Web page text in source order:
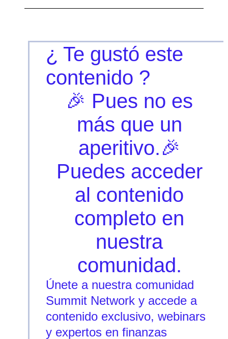
¿ Te gustó este
contenido ?
🎉 Pues no es
más que un
aperitivo.🎉
Puedes acceder
al contenido
completo en
nuestra
comunidad.
Únete a nuestra comunidad
Summit Network y accede a
contenido exclusivo, webinars
y expertos en finanzas